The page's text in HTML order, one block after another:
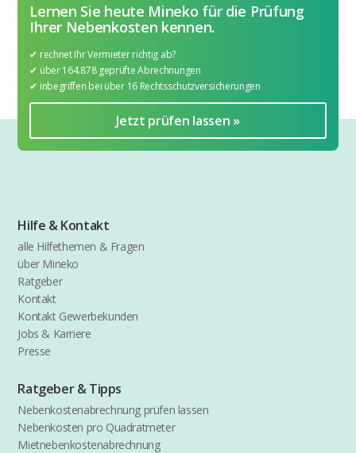
Lernen Sie heute Mineko für die Prüfung
Ihrer Nebenkosten kennen.
✔︎ rechnet Ihr Vermieter richtig ab?
✔︎ über 164.878 geprüfte Abrechnungen
✔︎ inbegriffen bei über 16 Rechtsschutzversicherungen
Jetzt prüfen lassen »
Hilfe & Kontakt
alle Hilfethemen & Fragen
über Mineko
Ratgeber
Kontakt
Kontakt Gewerbekunden
Jobs & Karriere
Presse
Ratgeber & Tipps
Nebenkostenabrechnung prüfen lassen
Nebenkosten pro Quadratmeter
Mietnebenkostenabrechnung